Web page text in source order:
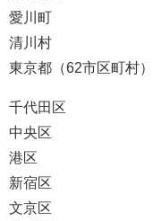
愛川町
清川村
東京都（62市区町村）
千代田区
中央区
港区
新宿区
文京区